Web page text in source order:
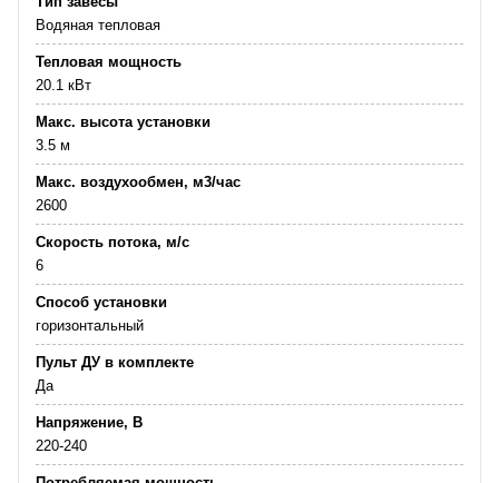
Водяная тепловая
Тепловая мощность
20.1 кВт
Макс. высота установки
3.5 м
Макс. воздухообмен, м3/час
2600
Скорость потока, м/с
6
Способ установки
горизонтальный
Пульт ДУ в комплекте
Да
Напряжение, В
220-240